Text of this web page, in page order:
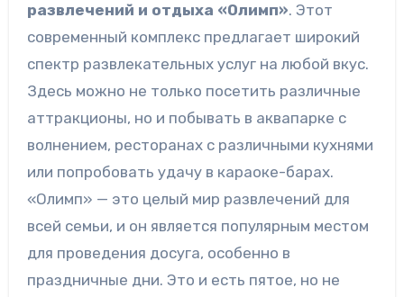
развлечений и отдыха «Олимп». Этот
современный комплекс предлагает широкий
спектр развлекательных услуг на любой вкус.
Здесь можно не только посетить различные
аттракционы, но и побывать в аквапарке с
волнением, ресторанах с различными кухнями
или попробовать удачу в караоке-барах.
«Олимп» — это целый мир развлечений для
всей семьи, и он является популярным местом
для проведения досуга, особенно в
праздничные дни. Это и есть пятое, но не